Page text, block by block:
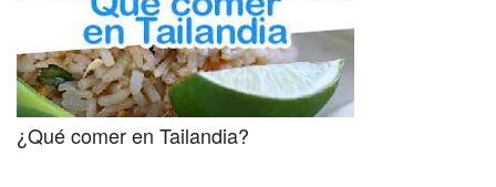
¿Qué comer en Tailandia?